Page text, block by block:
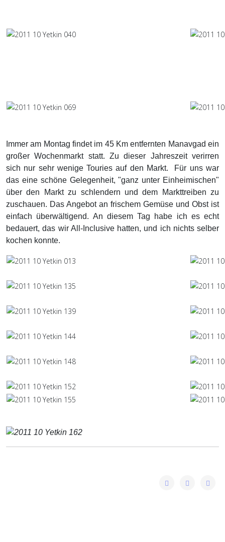
Immer am Montag findet im 45 Km entfernten Manavgad ein
großer Wochenmarkt statt. Zu dieser Jahreszeit verirren
sich nur sehr wenige Touries auf den Markt. Für uns war
das eine schöne Gelegenheit, "ganz unter Einheimischen"
über den Markt zu schlendern und dem Markttreiben zu
zuschauen. Das Angebot an frischem Gemüse und Obst ist
einfach überwältigend. An diesem Tag habe ich es echt
bedauert, das wir All-Inclusive hatten, und ich nichts selber
kochen konnte.